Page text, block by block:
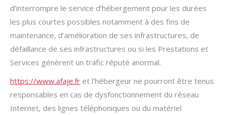
d’interrompre le service d’hébergement pour les durées
les plus courtes possibles notamment à des fins de
maintenance, d’amélioration de ses infrastructures, de
défaillance de ses infrastructures ou si les Prestations et
Services génèrent un trafic réputé anormal.
https://www.afaje.fr et l’hébergeur ne pourront être tenus
responsables en cas de dysfonctionnement du réseau
Internet, des lignes téléphoniques ou du matériel